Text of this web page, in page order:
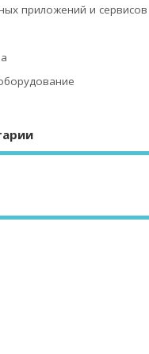
приложений и сервисов